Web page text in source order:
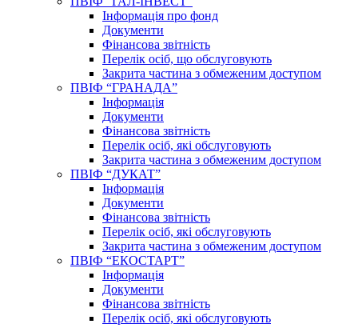
Інформація про фонд
Документи
Фінансова звітність
Перелік осіб, що обслуговують
Закрита частина з обмеженим доступом
ПВІФ “ГРАНАДА”
Інформація
Документи
Фінансова звітність
Перелік осіб, які обслуговують
Закрита частина з обмеженим доступом
ПВІФ “ДУКАТ”
Інформація
Документи
Фінансова звітність
Перелік осіб, які обслуговують
Закрита частина з обмеженим доступом
ПВІФ “ЕКОСТАРТ”
Інформація
Документи
Фінансова звітність
Перелік осіб, які обслуговують